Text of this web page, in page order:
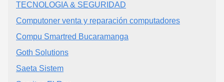
TECNOLOGIA & SEGURIDAD
Computoner venta y reparación computadores
Compu Smartred Bucaramanga
Goth Solutions
Saeta Sistem